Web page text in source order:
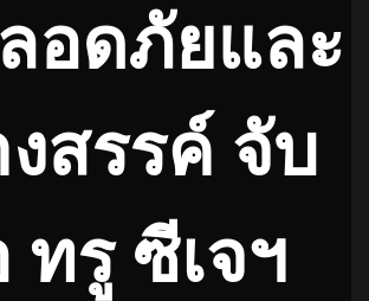
อดภัยและ
สรรค์ จับ
ทรู ซีเจฯ